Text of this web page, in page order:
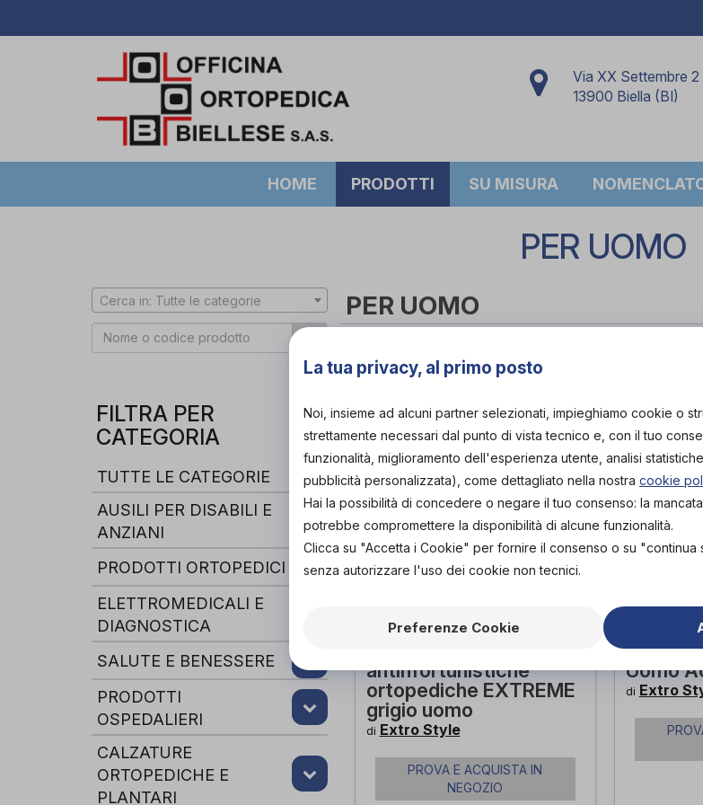
Via XX Settembre 2
13900 Biella (BI)
HOME PRODOTTI SU MISURA
PER UOMO
Cerca in: Tutte le categorie
FILTRA PER
CATEGORIA
TUTTE LE CATEGORIE
AUSILI PER DISABILI E
ANZIANI
PRODOTTI ORTOPEDICI
ELETTROMEDICALI E
DIAGNOSTICA
SALUTE E BENESSERE
PRODOTTI
OSPEDALIERI
CALZATURE
ORTOPEDICHE E
PLANTARI
PER UOMO
antinfortunistiche
ortopediche EXTREME
grigio uomo
di Extro Style
PROVA E ACQUISTA IN
NEGOZIO
Scarpa
Uomo
di Extro
La tua privacy, al primo posto
Noi, insieme ad alcuni partner selezionati, impieghiamo cookie o
strettamente necessari dal punto di vista tecnico e, con il tuo
funzionalità, miglioramento dell'esperienza utente, analisi
pubblicità personalizzata), come dettagliato nella nostra cookie
Hai la possibilità di concedere o negare il tuo consenso: la
potrebbe compromettere la disponibilità di alcune funzionalità.
Clicca su "Accetta i Cookie" per fornire il consenso o su
senza autorizzare l'uso dei cookie non tecnici.
Preferenze Cookie